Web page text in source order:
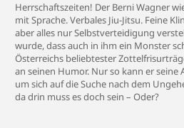
Herrschaftszeiten! Der Berni Wagner
mit Sprache. Verbales Jiu-Jitsu. Feine
aber alles nur Selbstverteidigung
wurde, dass auch in ihm ein Monster
Österreichs beliebtester
an seinen Humor. Nur so kann er
um sich auf die Suche nach dem
da drin muss es doch sein – Oder?